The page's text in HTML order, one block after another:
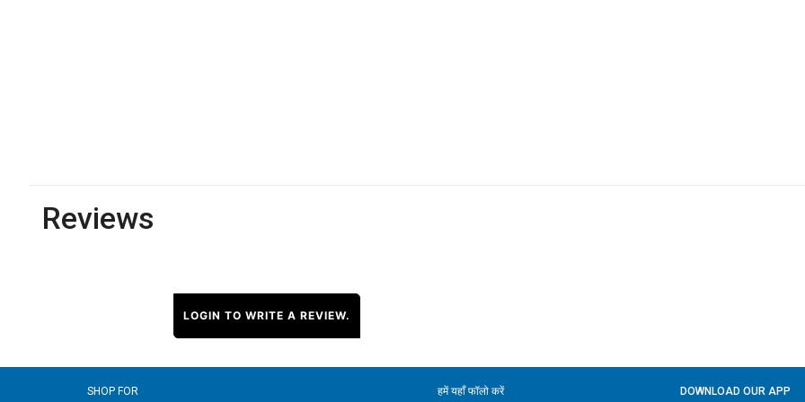
Reviews
LOGIN TO WRITE A REVIEW.
SHOP FOR हमें यहाँ फॉलो करें DOWNLOAD OUR APP